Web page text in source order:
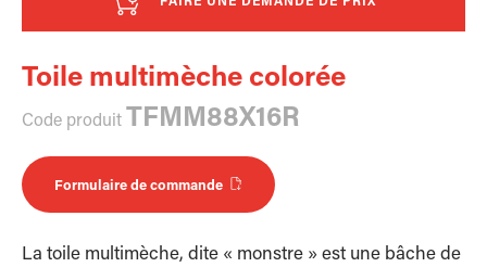
Toile multimèche colorée
Code produit TFMM88X16R
Formulaire de commande
La toile multimèche, dite « monstre » est une bâche de